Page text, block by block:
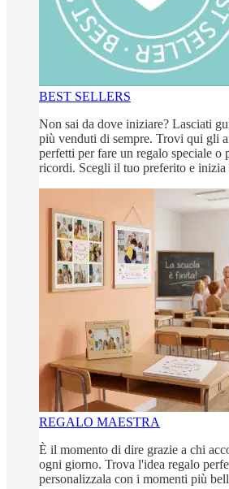
BEST SELLERS
Non sai da dove iniziare? Lasciati
più venduti di sempre. Trovi qui gli
perfetti per fare un regalo speciale o
ricordi. Scegli il tuo preferito e inizia
REGALO MAESTRA
È il momento di dire grazie a chi
ogni giorno. Trova l'idea regalo
personalizzala con i momenti più